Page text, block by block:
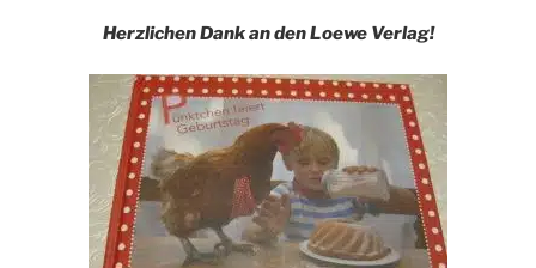
Herzlichen Dank an den Loewe Verlag!